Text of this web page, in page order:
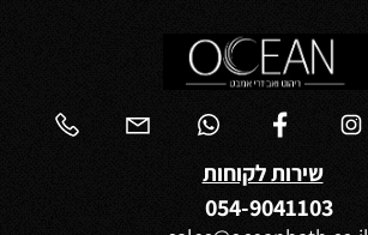
שירות לקוחות
054-9041103